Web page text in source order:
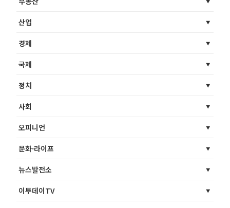
산업
경제
국제
정치
사회
오피니언
문화·라이프
뉴스발전소
이투데이TV